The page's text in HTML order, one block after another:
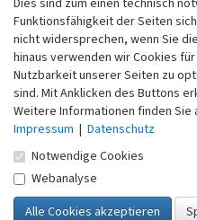
Telemediengesetzes, des
dem 25.05.2018 gültigen
(EU-DSGVO) vertraulich
Hinweise zumDatenschutz
Nachricht
SicherheitsabfrageTragen
Dies sind zum einen technisch
Funktionsfähigkeit der Seiten
nicht widersprechen, wenn Sie
hinaus verwenden wir Cookies
Nutzbarkeit unserer Seiten zu
sind. Mit Anklicken des Buttons
Weitere Informationen finden
Impressum | Datenschutz
Notwendige Cookies
Webanalyse